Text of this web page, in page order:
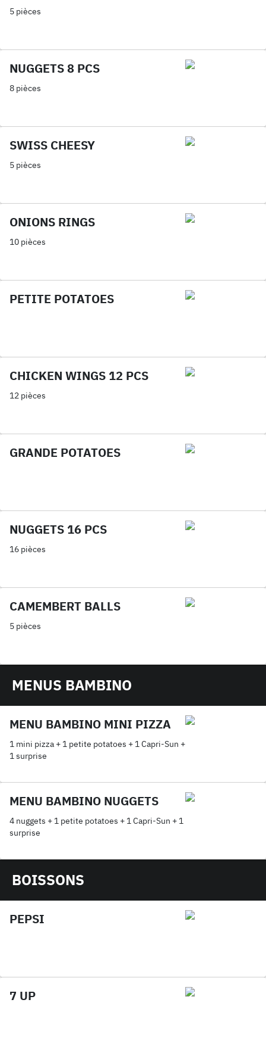
5 pièces
NUGGETS 8 PCS
8 pièces
SWISS CHEESY
5 pièces
ONIONS RINGS
10 pièces
PETITE POTATOES
CHICKEN WINGS 12 PCS
12 pièces
GRANDE POTATOES
NUGGETS 16 PCS
16 pièces
CAMEMBERT BALLS
5 pièces
MENUS BAMBINO
MENU BAMBINO MINI PIZZA
1 mini pizza + 1 petite potatoes + 1 Capri-Sun +
1 surprise
MENU BAMBINO NUGGETS
4 nuggets + 1 petite potatoes + 1 Capri-Sun + 1
surprise
BOISSONS
PEPSI
7 UP